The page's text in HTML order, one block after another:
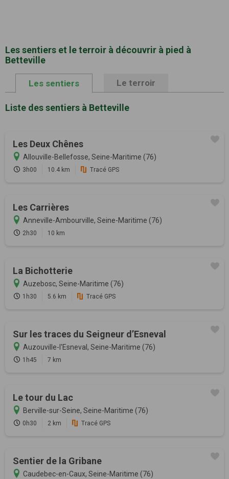
Les sentiers et le terroir à découvrir à pied à
Betteville
Les sentiers Le terroir
Liste des sentiers à Betteville
Les Deux Chênes
Allouville-Bellefosse, Seine-Maritime (76)
3h00 10.4 km Tracé GPS
Les Carrières
Anneville-Ambourville, Seine-Maritime (76)
2h30 10 km
La Bichotterie
Auzebosc, Seine-Maritime (76)
1h30 5.6 km Tracé GPS
Sur les traces du Seigneur d’Esneval
Auzouville-l'Esneval, Seine-Maritime (76)
1h45 7 km
Le tour du Lac
Berville-sur-Seine, Seine-Maritime (76)
0h30 2 km Tracé GPS
Sentier de la Gribane
Caudebec-en-Caux, Seine-Maritime (76)